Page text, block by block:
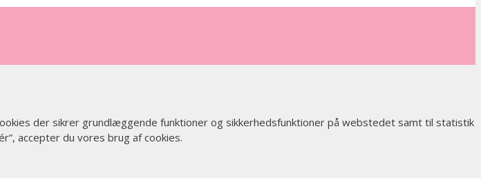
der sikrer grundlæggende funktioner og sikkerhedsfunktioner på webstedet samt til statistik
accepter du vores brug af cookies.